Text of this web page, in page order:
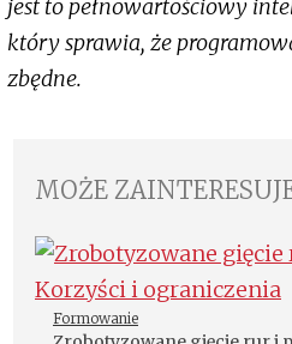
jest to pełnowartościowy
który sprawia, że
zbędne.
MOŻE
Formowanie